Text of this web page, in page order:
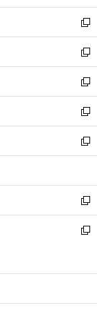
開
く
ウ
で
開
く
ン
ド
ウ
で
開
く
ウ
ィ
ン
ド
ウ
で
開
く
新
し
い
ウ
ィ
ン
ド
ウ
で
開
新
し
い
ウ
ィ
ン
ド
ウ
開
く
新
し
い
ウ
ィ
ン
ウ
で
開
く
新
し
い
ウ
ン
ド
ウ
で
新
し
ウ
ィ
ン
ド
開
新
し
い
ン
ウ
新
ウ
ン